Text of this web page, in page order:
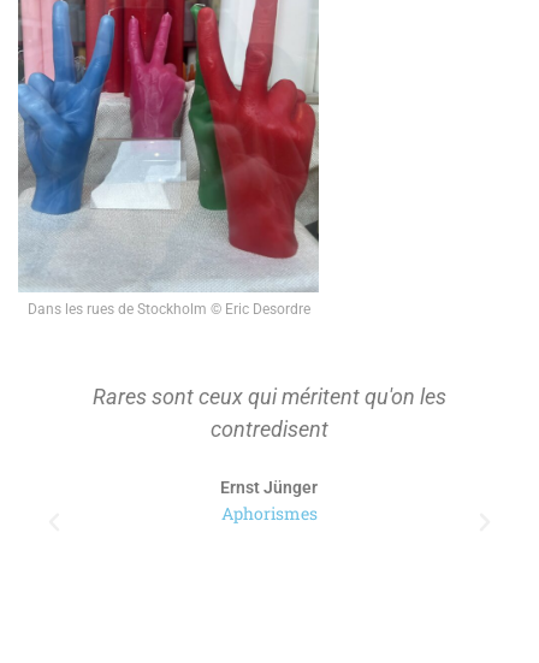
Dans les rues de Stockholm © Eric Desordre
Rares sont ceux qui méritent qu'on les
contredisent
Ernst Jünger
Aphorismes